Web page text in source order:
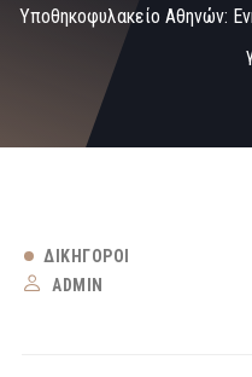
Υποθηκοφυλακείο Αθηνών:
ΔΙΚΗΓΌΡΟΙ
ADMIN